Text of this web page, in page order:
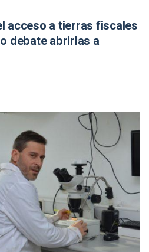
acceso a tierras fiscales
debate abrirlas a